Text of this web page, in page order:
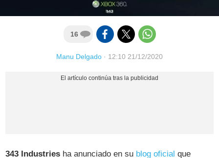
16
Manu Delgado · 12:10 21/12/2020
343 Industries ha anunciado en su blog oficial que